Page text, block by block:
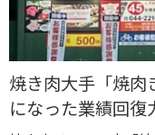
焼き肉大手「焼肉
になった業績回復